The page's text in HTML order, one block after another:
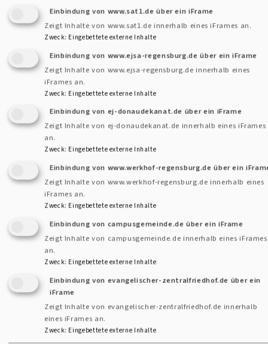
https://aktiv-gegen-missbrauch.bayern-
evangelisch.de/pravention.php
Beratungsmöglichkeiten
Ansprechstelle für Betroffene
Mitarbeitenden sexualisierte
an die „Ansprechstelle für
Betroffene“ wenden. Die Beraterinnen begleiten in einem
absolut vertraulichen Rahmen. Sie überlegen gemeinsam
mit den Betroffenen, welche Hilfe und Unterstützung diese
möchten. Ohne Einwilligung der Betroffenen werden keine
Informationen an Dritte weitergegeben. Wir haben zwei
Telefonsprechstunden in der Woche für Sie eingerichtet, an
denen wir persönlich für Sie da sind: Montag, 10:00 Uhr bis
Einbindung von www.sat1.de über ein iFrame
Zeigt Inhalte von www.sat1.de innerhalb eines iFrames an.
Zweck: Eingebettete externe Inhalte
Einbindung von www.ejsa-regensburg.de über ein iFrame
Zeigt Inhalte von www.ejsa-regensburg.de innerhalb eines
iFrames an.
Zweck: Eingebettete externe Inhalte
Einbindung von ej-donaudekanat.de über ein iFrame
Zeigt Inhalte von ej-donaudekanat.de innerhalb eines iFrames
an.
Zweck: Eingebettete externe Inhalte
Einbindung von www.werkhof-regensburg.de über ein
Zeigt Inhalte von www.werkhof-regensburg.de innerhalb eines
iFrames an.
Zweck: Eingebettete externe Inhalte
Einbindung von campusgemeinde.de über ein iFrame
Zeigt Inhalte von campusgemeinde.de innerhalb eines iFrames
an.
Zweck: Eingebettete externe Inhalte
Einbindung von evangelischer-zentralfriedhof.de über ein
iFrame
Zeigt Inhalte von evangelischer-zentralfriedhof.de innerhalb
eines iFrames an.
Zweck: Eingebettete externe Inhalte